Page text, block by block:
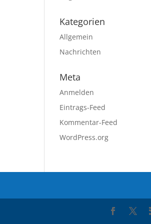
Kategorien
Allgemein
Nachrichten
Meta
Anmelden
Eintrags-Feed
Kommentar-Feed
WordPress.org